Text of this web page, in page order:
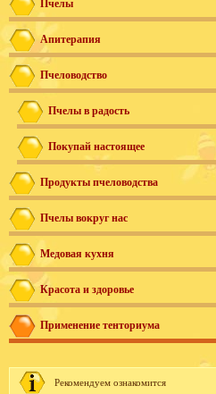
Пчелы
Апитерапия
Пчеловодство
Пчелы в радость
Покупай настоящее
Продукты пчеловодства
Пчелы вокруг нас
Медовая кухня
Красота и здоровье
Применение тенториума
Рекомендуем ознакомится